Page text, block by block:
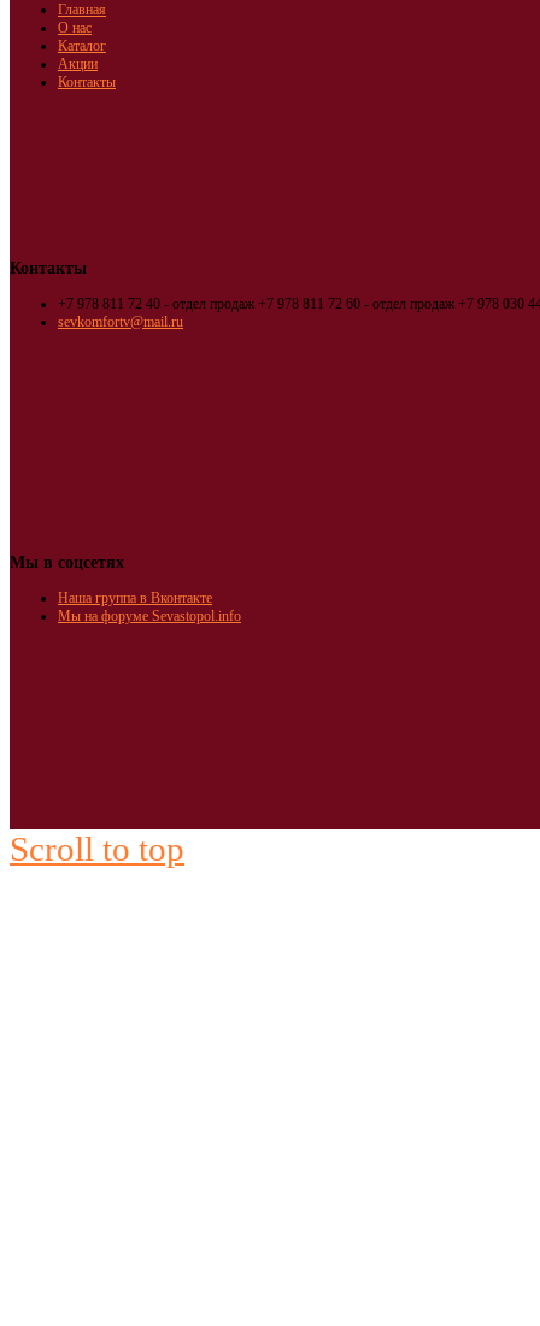
Главная
О нас
Каталог
Акции
Контакты
Контакты
+7 978 811 72 40 - отдел продаж +7 978 811 72 60 - отдел продаж +7 978 030
sevkomfortv@mail.ru
Мы в соцсетях
Наша группа в Вконтакте
Мы на форуме Sevastopol.info
Scroll to top